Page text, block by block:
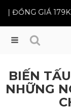
| ĐỒNG GIÁ
Menu
BIẾN
NHỮNG